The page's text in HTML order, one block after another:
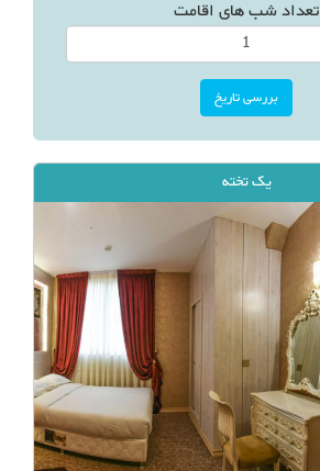
تعداد شب های اقامت
یک تخته